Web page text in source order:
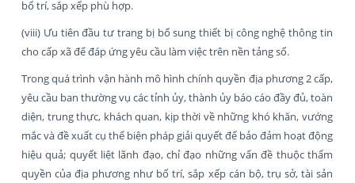
bố trí, sắp xếp phù hợp.
(viii) Ưu tiên đầu tư trang bị bổ sung thiết bị công nghệ thông tin
cho cấp xã để đáp ứng yêu cầu làm việc trên nền tảng số.
Trong quá trình vận hành mô hình chính quyền địa phương 2 cấp,
yêu cầu ban thường vụ các tỉnh ủy, thành ủy báo cáo đầy đủ, toàn
diện, trung thực, khách quan, kịp thời về những khó khăn, vướng
mắc và đề xuất cụ thể biện pháp giải quyết để bảo đảm hoạt động
hiệu quả; quyết liệt lãnh đạo, chỉ đạo những vấn đề thuộc thẩm
quyền của địa phương như bố trí, sắp xếp cán bộ, trụ sở, tài sản